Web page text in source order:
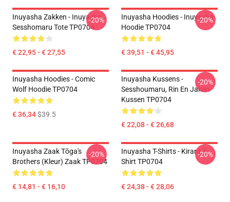
Inuyasha Zakken - Inuyasha
Sesshomaru Tote TP0704
€ 22,95 - € 27,55
-20%
Inuyasha Hoodies - Inuyasha
Hoodie TP0704
€ 39,51 - € 45,95
-20%
Inuyasha Hoodies - Comic
Wolf Hoodie TP0704
€ 36,34$39.5
Inuyasha Kussens -
Sesshoumaru, Rin En Jaken
Kussen TP0704
€ 22,08 - € 26,68
-20%
Inuyasha Zaak Tōga's
Brothers (kleur) Zaak TP0704
€ 14,81 - € 16,10
-20%
Inuyasha T-Shirts - Kirara T-
Shirt TP0704
€ 24,38 - € 28,06
-20%